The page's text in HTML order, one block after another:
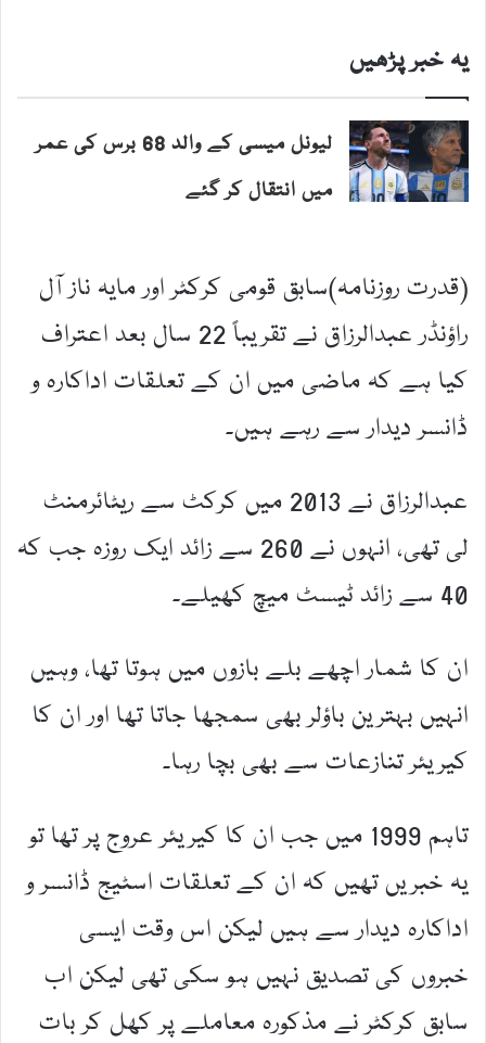
یہ خبر پڑھیں
لیونل میسی کے والد 68 برس کی عمر
میں انتقال کر گئے
(قدرت روزنامہ)سابق قومی کرکٹر اور مایہ ناز آل
راؤنڈر عبدالرزاق نے تقریباً 22 سال بعد اعتراف
کیا ہے کہ ماضی میں ان کے تعلقات اداکارہ و
ڈانسر دیدار سے رہے ہیں۔
عبدالرزاق نے 2013 میں کرکٹ سے ریٹائرمنٹ
لی تھی، انہوں نے 260 سے زائد ایک روزہ جب کہ
40 سے زائد ٹیسٹ میچ کھیلے۔
ان کا شمار اچھے بلے بازوں میں ہوتا تھا، وہیں
انہیں بہترین باؤلر بھی سمجھا جاتا تھا اور ان کا
کیریئر تنازعات سے بھی بچا رہا۔
تاہم 1999 میں جب ان کا کیریئر عروج پر تھا تو
یہ خبریں تھیں کہ ان کے تعلقات اسٹیج ڈانسر و
اداکارہ دیدار سے ہیں لیکن اس وقت ایسی
خبروں کی تصدیق نہیں ہو سکی تھی لیکن اب
سابق کرکٹر نے مذکورہ معاملے پر کھل کر بات